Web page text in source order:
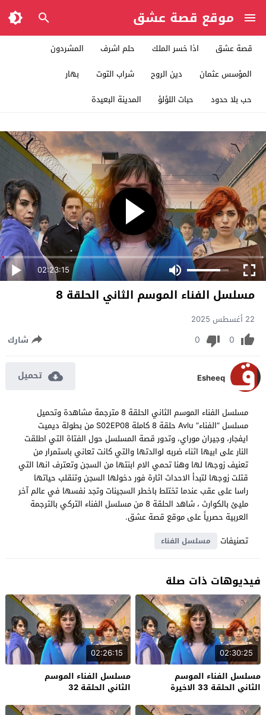
موقع قصة عشق
قصة عشق اذا خسر الملك حلم اشرف
المشردون
المؤسس عثمان
دين الروح شراب التوت
بهار
حب بلا حدود
حبات اللؤلؤ المدينة البعيدة
02:23:15
مسلسل الفناء الموسم الثاني الحلقة 8
22 أغسطس 2025
0
0 شارك
Esheeq تحميل
مسلسل الفناء الموسم الثاني الحلقة 8 مترجمة مشاهدة وتحميل
مسلسل “الفناء” Avlu حلقة 8 كاملة S02EP08 من بطولة ديميت
ايفجار، وجيران موراي، وتدور قصة المسلسل حول الفتاة التي اطلقت
النار على ابيها اثناء ضربه لوالدتها والتي كانت تعاني باستمرار من
تعنيف زوجها لها وهنا تحمي الام ابنتها من السجن وتعترف انها التي
قتلت زوجها لتبدأ الاحداث اثارة فور دخولها السجن وتنقلب حياتها
راسا على عقب عندما تختلط باخطر السجينات وتجد نفسها في عالم آخر
مليئ بالكوارث ، شاهد الحلقة 8 من مسلسل الفناء التركي بالترجمة
العربية حصرياً على موقع قصة عشق.
تصنيفات
مسلسل الفناء
فيديوهات ذات صلة
02:30:25
مسلسل الفناء الموسم
الثاني الحلقة 33 الاخيرة
02:26:15
مسلسل الفناء الموسم
الثاني الحلقة 32